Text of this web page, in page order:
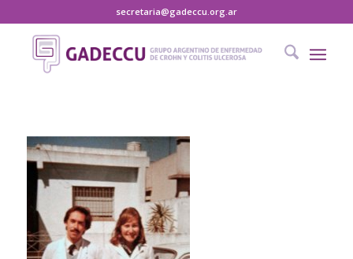
secretaria@gadeccu.org.ar